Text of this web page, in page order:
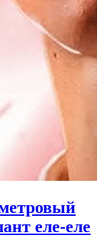
еле-еле